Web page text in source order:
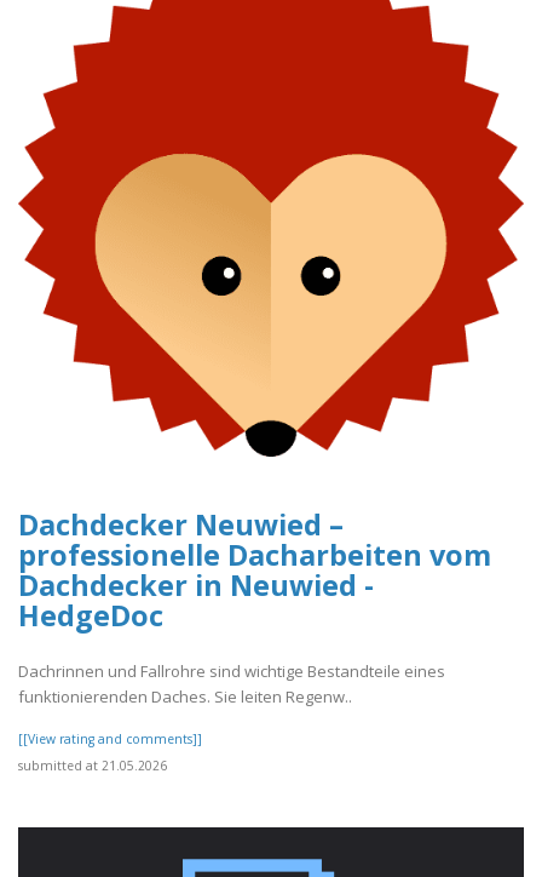
Dachdecker Neuwied –
professionelle Dacharbeiten vom
Dachdecker in Neuwied -
HedgeDoc
Dachrinnen und Fallrohre sind wichtige Bestandteile eines
funktionierenden Daches. Sie leiten Regenw..
[[View rating and comments]]
submitted at 21.05.2026